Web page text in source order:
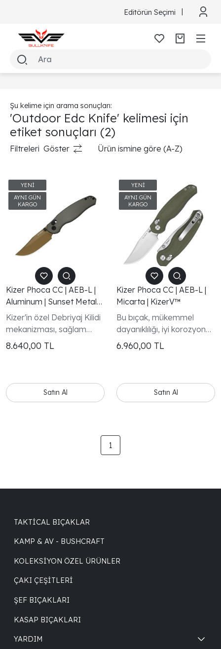
Editörün Seçimi
Şu kelime için arama sonuçları:
'Outdoor Edc Knife' kelimesi için
etiket sonuçları (2)
Filtreleri Göster Ürün ismine göre (A-Z)
Kizer Phoca CC | AEB-L |
Aluminum | Sunset Metal
PVD | KizerV™
Kizer'in özel Debriyaj Kilidi
mekanizması, sağlam
kanat açılmasını ve güvenli
kilitlenmeyi garanti
taraftan tek elle akışkan
hareket ettirmeyi sağlar.
8.640,00 TL
Satın Al
Kizer Phoca CC | AEB-L |
Micarta | KizerV™
Bu bıçak, mükemmel
dayanıklılığı, iyi korozyona
dayanıklılığı ve jilet gibi
kenara kadar kolayca
paslanmaz çelikten
yapılmıştır; bu da günlük
6.960,00 TL
Satın Al
1
TAKTICAL BIÇAKLAR
KAMP & AV - BUSHCRAFT
KOLEKSIYON ÖZEL ÜRÜNLER
ÇAKI ÇEŞITLERI
ŞEF BIÇAKLARI
KASAP BIÇAKLARI
YARDIM